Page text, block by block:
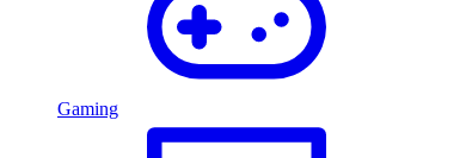
Gaming